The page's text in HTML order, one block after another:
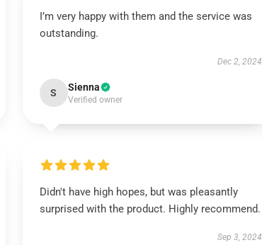
I’m very happy with them and the service was
outstanding.
Dec 2, 2024
S Sienna
Verified owner
Didn't have high hopes, but was pleasantly
surprised with the product. Highly recommend.
Sep 3, 2024